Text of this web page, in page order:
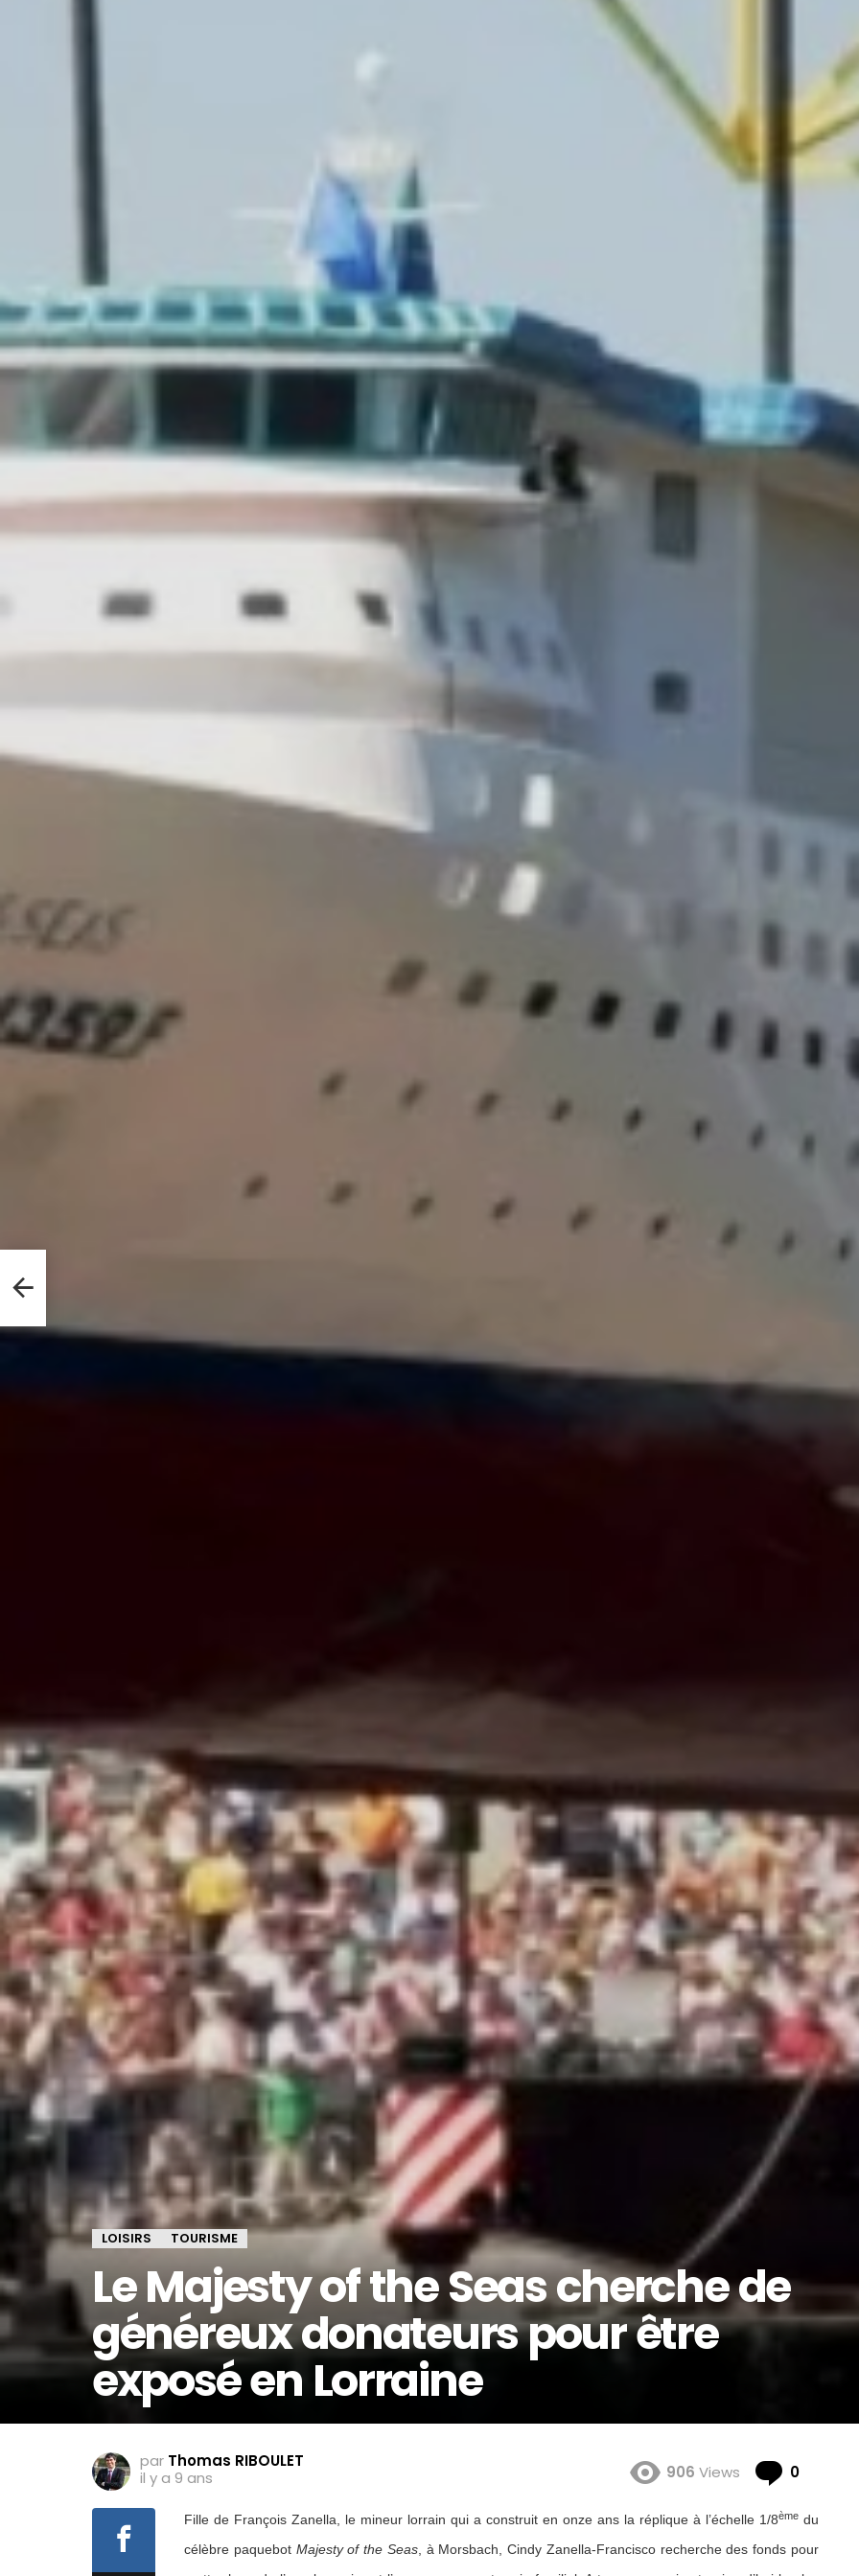
LOISIRS TOURISME
Le Majesty of the Seas cherche de
généreux donateurs pour être
exposé en Lorraine
par Thomas RIBOULET
il y a 9 ans
906 Views 0
Fille de François Zanella, le mineur lorrain qui a construit en onze ans la réplique à l’échelle 1/8ème du
célèbre paquebot Majesty of the Seas, à Morsbach, Cindy Zanella-Francisco recherche des fonds pour